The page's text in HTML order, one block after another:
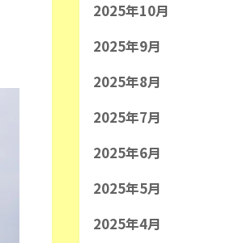
2025年10月
2025年9月
2025年8月
2025年7月
2025年6月
2025年5月
2025年4月